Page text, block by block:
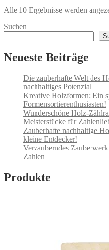
Alle 10 Ergebnisse werden
Suchen
Neueste Beiträge
Die zauberhafte Welt des
nachhaltiges Potenzial
Kreative Holzformen: Ein
Formensortierenthusiasten!
Wunderschöne Holz-
Meisterstücke für
Zauberhafte nachhaltige
kleine Entdecker!
Verzauberndes
Zahlen
Produkte